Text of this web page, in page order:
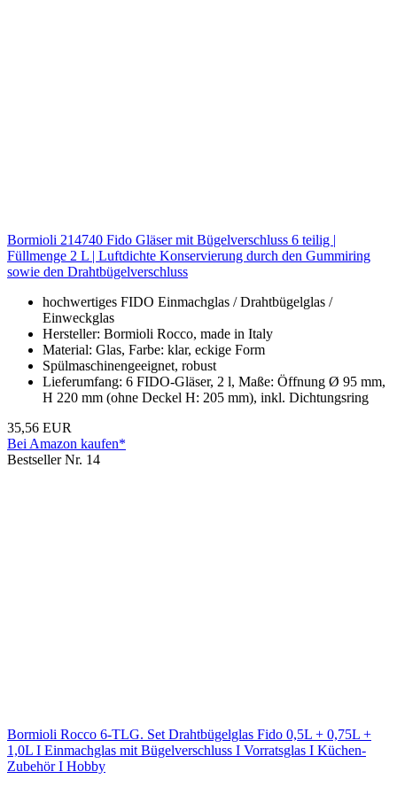
Bormioli 214740 Fido Gläser mit Bügelverschluss 6 teilig |
Füllmenge 2 L | Luftdichte Konservierung durch den Gummiring
sowie den Drahtbügelverschluss
hochwertiges FIDO Einmachglas / Drahtbügelglas /
Einweckglas
Hersteller: Bormioli Rocco, made in Italy
Material: Glas, Farbe: klar, eckige Form
Spülmaschinengeeignet, robust
Lieferumfang: 6 FIDO-Gläser, 2 l, Maße: Öffnung Ø 95 mm,
H 220 mm (ohne Deckel H: 205 mm), inkl. Dichtungsring
35,56 EUR
Bei Amazon kaufen*
Bestseller Nr. 14
Bormioli Rocco 6-TLG. Set Drahtbügelglas Fido 0,5L + 0,75L +
1,0L I Einmachglas mit Bügelverschluss I Vorratsglas I Küchen-
Zubehör I Hobby